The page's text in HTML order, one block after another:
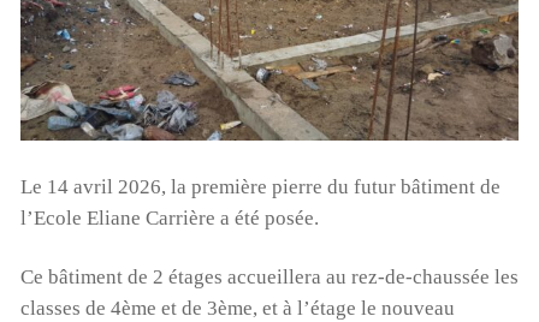
Le 14 avril 2026, la première pierre du futur bâtiment de
l’Ecole Eliane Carrière a été posée.
Ce bâtiment de 2 étages accueillera au rez-de-chaussée les
classes de 4ème et de 3ème, et à l’étage le nouveau